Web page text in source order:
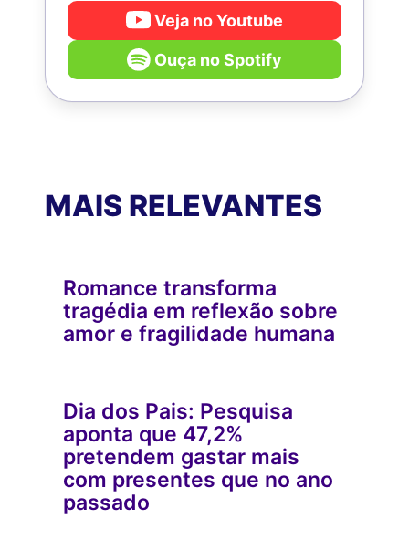
Veja no Youtube
Ouça no Spotify
MAIS RELEVANTES
Romance transforma
tragédia em reflexão sobre
amor e fragilidade humana
Dia dos Pais: Pesquisa
aponta que 47,2%
pretendem gastar mais
com presentes que no ano
passado